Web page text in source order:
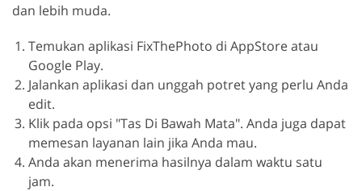
dan lebih muda.
Temukan aplikasi FixThePhoto di AppStore atau
Google Play.
Jalankan aplikasi dan unggah potret yang perlu Anda
edit.
Klik pada opsi "Tas Di Bawah Mata". Anda juga dapat
memesan layanan lain jika Anda mau.
Anda akan menerima hasilnya dalam waktu satu
jam.